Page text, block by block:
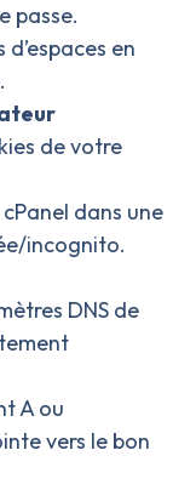
passe.
d’espaces en
de votre
dans une
incognito.
DNS de
A ou
vers le bon